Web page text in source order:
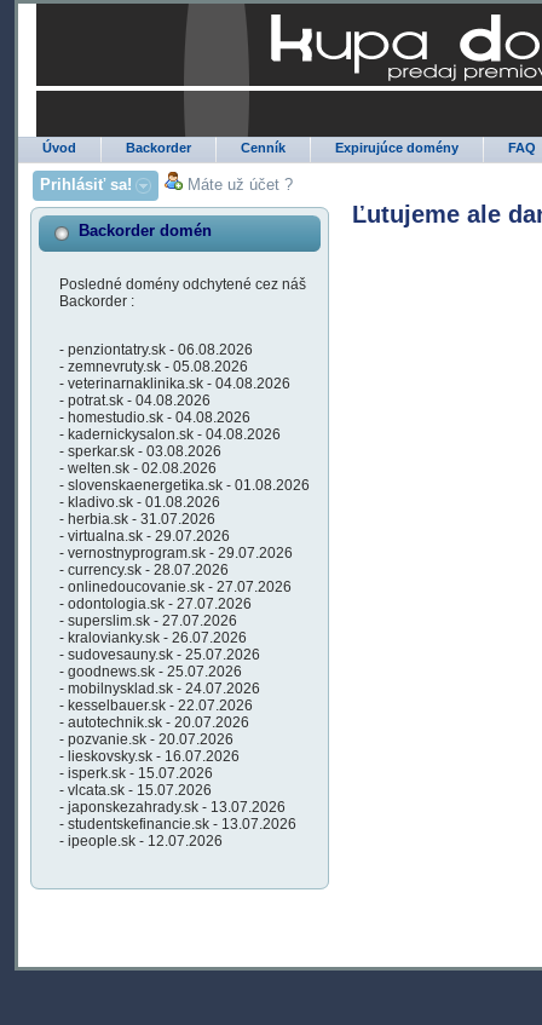
Úvod Backorder Cenník Expirujúce domény FAQ
Prihlásiť sa! Máte už účet ?
Backorder domén
Posledné domény odchytené cez náš
Backorder :
- penziontatry.sk - 06.08.2026
- zemnevruty.sk - 05.08.2026
- veterinarnaklinika.sk - 04.08.2026
- potrat.sk - 04.08.2026
- homestudio.sk - 04.08.2026
- kadernickysalon.sk - 04.08.2026
- sperkar.sk - 03.08.2026
- welten.sk - 02.08.2026
- slovenskaenergetika.sk - 01.08.2026
- kladivo.sk - 01.08.2026
- herbia.sk - 31.07.2026
- virtualna.sk - 29.07.2026
- vernostnyprogram.sk - 29.07.2026
- currency.sk - 28.07.2026
- onlinedoucovanie.sk - 27.07.2026
- odontologia.sk - 27.07.2026
- superslim.sk - 27.07.2026
- kralovianky.sk - 26.07.2026
- sudovesauny.sk - 25.07.2026
- goodnews.sk - 25.07.2026
- mobilnysklad.sk - 24.07.2026
- kesselbauer.sk - 22.07.2026
- autotechnik.sk - 20.07.2026
- pozvanie.sk - 20.07.2026
- lieskovsky.sk - 16.07.2026
- isperk.sk - 15.07.2026
- vlcata.sk - 15.07.2026
- japonskezahrady.sk - 13.07.2026
- studentskefinancie.sk - 13.07.2026
- ipeople.sk - 12.07.2026
Ľutujeme ale